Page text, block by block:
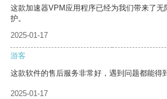
这款加速器VPM应用程序已经为我们带来了
护。
2025-01-17
游客
这款软件的售后服务非常好，遇到问题都能得
2025-01-17